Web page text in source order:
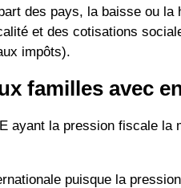
des pays, la baisse ou
et des cotisations
impôts).
familles avec
ayant la pression fiscale
puisque la